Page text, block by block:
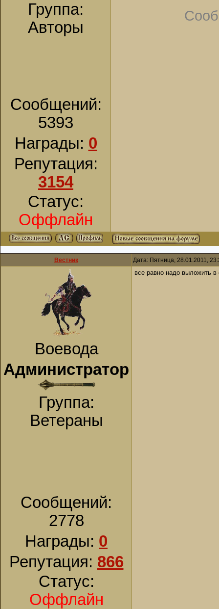
Группа:
Авторы
Сообщений:
5393
Награды: 0
Репутация:
3154
Статус:
Оффлайн
Вестник Дата: Пятница, 28.01.2011,
Воевода
Администратор
Группа:
Ветераны
Сообщений:
2778
Награды: 0
Репутация: 866
Статус:
Оффлайн
все равно надо выложить